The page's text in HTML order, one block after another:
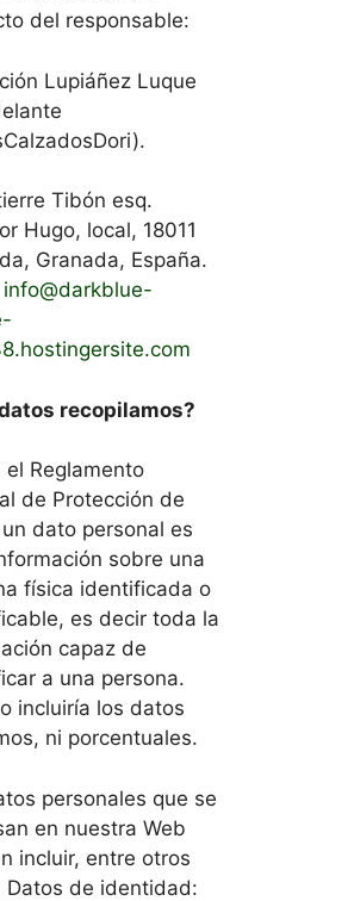
del responsable:
Lupiáñez Luque
Tibón esq.
Hugo, local, 18011
Granada, España.
info@darkblue-
recopilamos?
el Reglamento
de Protección de
dato personal es
sobre una
física identificada o
es decir toda la
capaz de
a una persona.
incluiría los datos
ni porcentuales.
personales que se
en nuestra Web
incluir, entre otros
Datos de identidad: